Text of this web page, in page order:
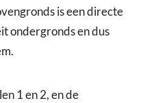
is een directe
ondergronds en dus
1 en 2, en de